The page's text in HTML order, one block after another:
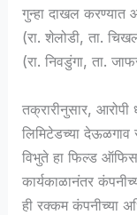
गुन्हा दाखल करण्यात
(रा. शेलोडी, ता.
(रा. निवडुंगा, ता.
तक्रारीनुसार, आरोपी
लिमिटेडच्या
विभुते हा फिल्ड
कार्यकाळानंतर
ही रक्कम कंपनीच्या